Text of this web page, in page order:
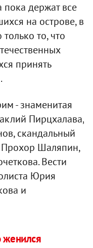
держат все
на острове, в
то, что
принять
- знаменитая
Пирцхалава,
скандальный
Прохор Шаляпин,
Вести
Юрия
и
женился